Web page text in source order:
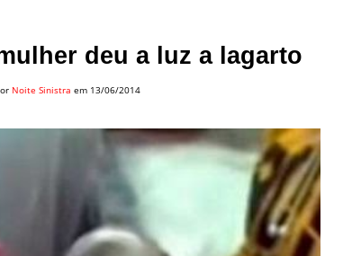
deu a luz a lagarto
Noite Sinistra em 13/06/2014